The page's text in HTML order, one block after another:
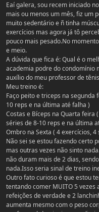
Eaí galera, sou recem iniciado
mais ou menos um mês, fiz um
muito sedentário e ñ tinha
exercícios mas agora já tô
pouco mais pesado.No
e meio.
A dúvida que fica é: Qual é o
academia podre do condomínio
auxílio do meu professor de
Meu treino é:
Faço peito e triceps na segunda
10 reps e na última até falha )
Costas e Bíceps na Quarta feira
séries de 8-10 reps e na última
Ombro na Sexta ( 4 exercícios,
Não sei se estou fazendo certo
mas outras vezes não sinto
não duram mais de 2 dias,
nada.Isso seria sinal de treino
Outro fato curioso é que estou
tentando comer MUITO 5 vezes
refeições de verdade e 2
aumenta mesmo com o peso